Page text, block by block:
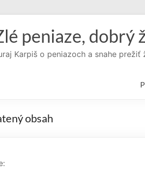
peniaze, dobrý
Karpiš o peniazoch a snahe
obsah